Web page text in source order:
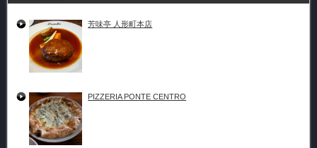
芳味亭 人形町本店
PIZZERIA PONTE CENTRO